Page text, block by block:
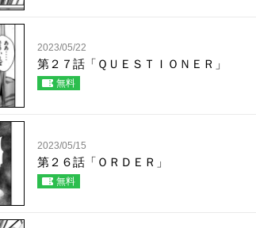
2023/05/22
第２７話「ＱＵＥＳＴＩＯＮＥＲ」
無料
2023/05/15
第２６話「ＯＲＤＥＲ」
無料